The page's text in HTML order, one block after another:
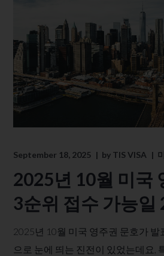
September 18, 2025 by TIS VISA
2025년 10월 미국
3순위 접수 가능일
2025년 10월 미국 영주권 문호가 발
으로 눈에 띄는 진전이 있었는데요,